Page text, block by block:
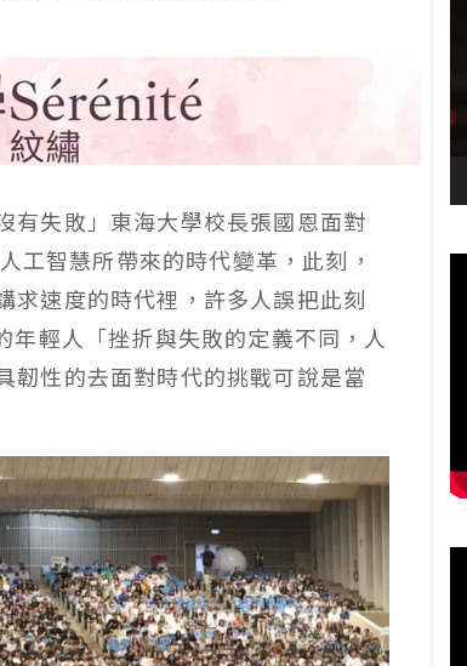
有失敗」東海大學校長張國恩面對
工智慧所帶來的時代變革，此刻，
求速度的時代裡，許多人誤把此刻
輕人「挫折與失敗的定義不同，人
韌性的去面對時代的挑戰可說是當